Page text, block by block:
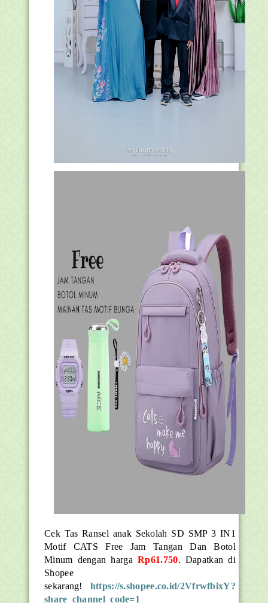
Cek Tas Ransel anak Sekolah SD SMP 3 IN1
Motif CATS Free Jam Tangan Dan Botol
Minum dengan hargaRp61.750. Dapatkan di
Shopee
sekarang! https://s.shopee.co.id/2VfrwfbixY?
share_channel_code=1